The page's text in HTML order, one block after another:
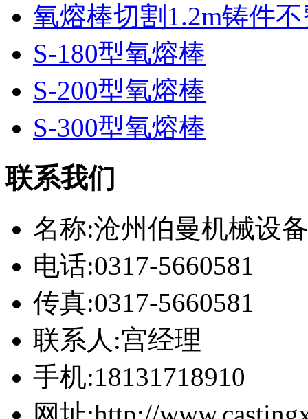
氧熔棒切割1.2m铸件
S-180型氧熔棒
S-200型氧熔棒
S-300型氧熔棒
联系我们
名称:沧州伯曼机械设
电话:0317-5660581
传真:0317-5660581
联系人:宫经理
手机:18131718910